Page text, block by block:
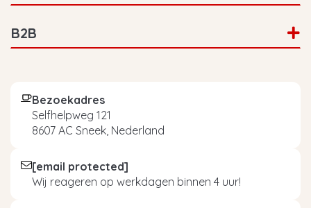
B2B
Bezoekadres
Selfhelpweg 121
8607 AC Sneek, Nederland
[email protected]
Wij reageren op werkdagen binnen 4 uur!